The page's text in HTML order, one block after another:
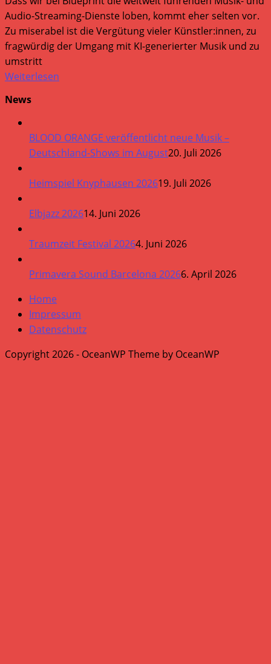
Audio-Streaming-Dienste loben, kommt eher selten vor.
Zu miserabel ist die Vergütung vieler Künstler:innen, zu
fragwürdig der Umgang mit KI-generierter Musik und zu
umstritt
Weiterlesen
News
BLOOD ORANGE veröffentlicht neue Musik –
Deutschland-Shows im August20. Juli 2026
Heimspiel Knyphausen 202619. Juli 2026
Elbjazz 202614. Juni 2026
Traumzeit Festival 20264. Juni 2026
Primavera Sound Barcelona 20266. April 2026
Home
Impressum
Datenschutz
Copyright 2026 - OceanWP Theme by OceanWP